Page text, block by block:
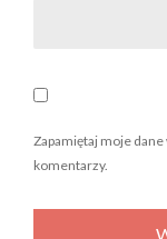
Zapamiętaj moje
komentarzy.